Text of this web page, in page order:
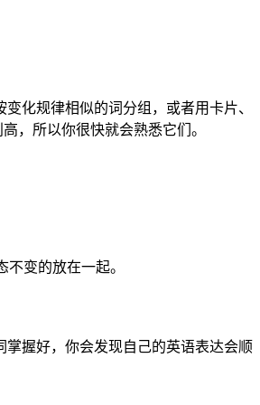
化规律相似的词分组，或者用卡片、
，所以你很快就会熟悉它们。
变的放在一起。
握好，你会发现自己的英语表达会顺